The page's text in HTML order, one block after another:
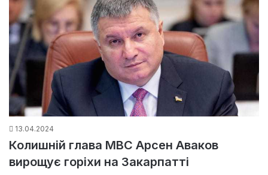
13.04.2024
Колишній глава МВС Арсен Аваков
вирощує горіхи на Закарпатті